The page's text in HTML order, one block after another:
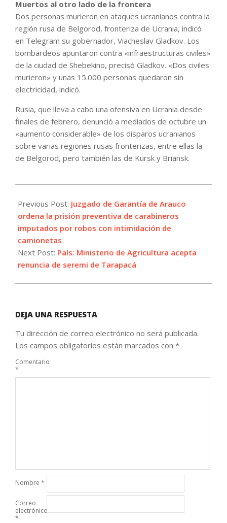
Muertos al otro lado de la frontera
Dos personas murieron en ataques ucranianos contra la
región rusa de Belgorod, fronteriza de Ucrania, indicó
en Telegram su gobernador, Viacheslav Gladkov. Los
bombardeos apuntaron contra «infraestructuras civiles»
de la ciudad de Shebekino, precisó Gladkov. «Dos civiles
murieron» y unas 15.000 personas quedaron sin
electricidad, indicó.
Rusia, que lleva a cabo una ofensiva en Ucrania desde
finales de febrero, denunció a mediados de octubre un
«aumento considerable» de los disparos ucranianos
sobre varias regiones rusas fronterizas, entre ellas la
de Belgorod, pero también las de Kursk y Briansk.
10-
22
Previous Post: Juzgado de Garantía de Arauco
ordena la prisión preventiva de carabineros
imputados por robos con intimidación de
camionetas
Next Post: País: Ministerio de Agricultura acepta
renuncia de seremi de Tarapacá
DEJA UNA RESPUESTA
Tu dirección de correo electrónico no será publicada.
Los campos obligatorios están marcados con *
Comentario
*
Nombre *
Correo
electrónico
*